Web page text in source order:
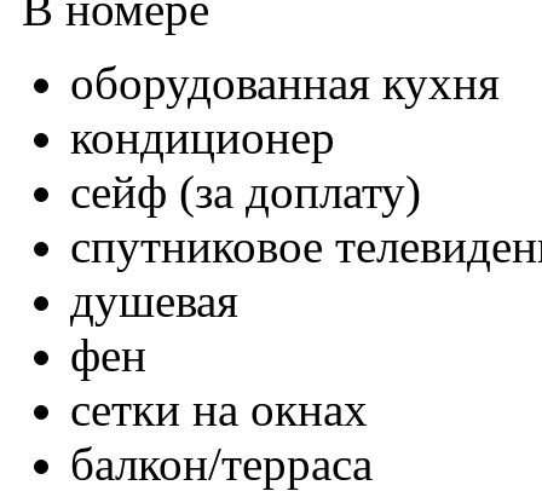
оборудованная кухня
кондиционер
сейф (за доплату)
спутниковое
душевая
фен
сетки на окнах
балкон/терраса